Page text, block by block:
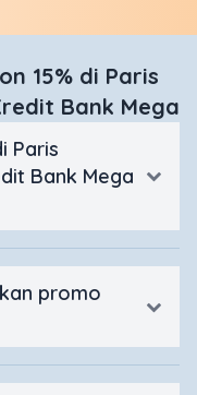
15% di Paris
Bank Mega
Paris
Bank Mega
promo